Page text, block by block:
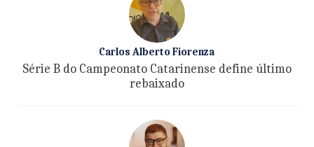
Carlos Alberto Fiorenza
Série B do Campeonato Catarinense define último
rebaixado